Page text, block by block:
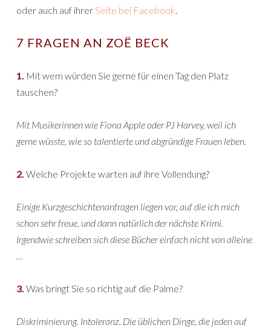
oder auch auf ihrerSeite bei Facebook.
7 FRAGEN AN ZOË BECK
1. Mit wem würden Sie gerne für einen Tag den Platz
tauschen?
Mit Musikerinnen wie Fiona Apple oder PJ Harvey, weil ich
gerne wüsste, wie so talentierte und abgründige Frauen leben.
2. Welche Projekte warten auf ihre Vollendung?
Einige Kurzgeschichtenanfragen liegen vor, auf die ich mich
schon sehr freue, und dann natürlich der nächste Krimi.
Irgendwie schreiben sich diese Bücher einfach nicht von alleine
…
3. Was bringt Sie so richtig auf die Palme?
Diskriminierung. Intoleranz. Die üblichen Dinge, die jeden auf